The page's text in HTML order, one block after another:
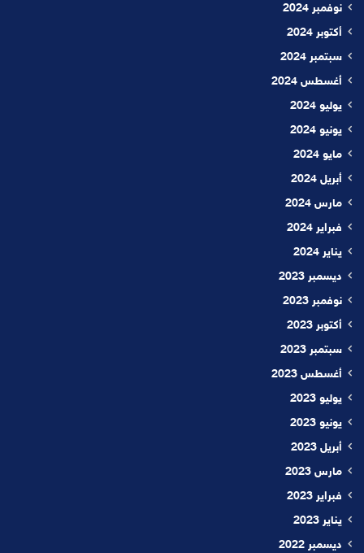
نوفمبر 2024
أكتوبر 2024
سبتمبر 2024
أغسطس 2024
يوليو 2024
يونيو 2024
مايو 2024
أبريل 2024
مارس 2024
فبراير 2024
يناير 2024
ديسمبر 2023
نوفمبر 2023
أكتوبر 2023
سبتمبر 2023
أغسطس 2023
يوليو 2023
يونيو 2023
أبريل 2023
مارس 2023
فبراير 2023
يناير 2023
ديسمبر 2022